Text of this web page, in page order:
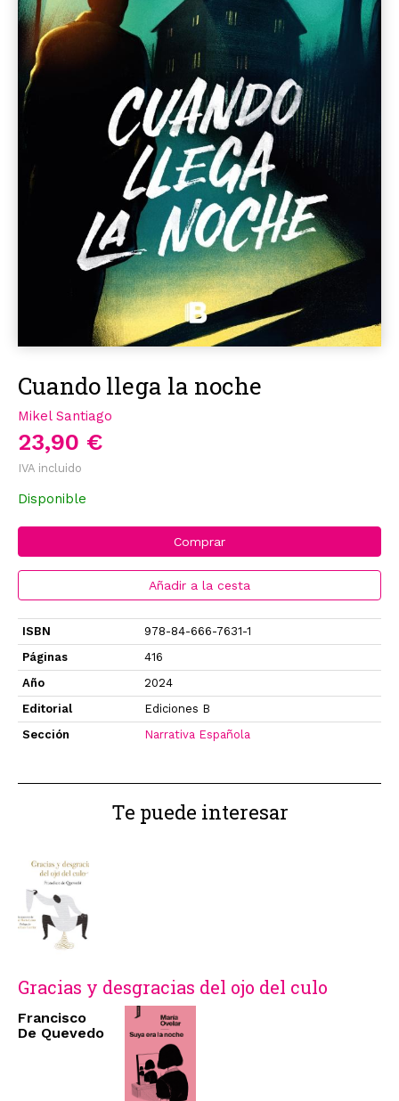
Cuando llega la noche
Mikel Santiago
23,90 €
IVA incluido
Disponible
Comprar
Añadir a la cesta
ISBN
978-84-666-7631-1
Páginas
416
Año
2024
Editorial
Ediciones B
Sección
Narrativa Española
Te puede interesar
Gracias y desgracias del ojo del culo
Francisco
De Quevedo